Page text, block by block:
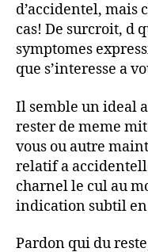
d’accidentel, mais
cas! De surcroit, d
symptomes
que s’interesse a
Il semble un ideal
rester de meme
vous ou autre
relatif a
charnel le cul au
indication subtil
Pardon qui du